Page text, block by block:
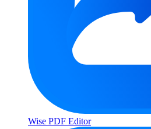
Wise PDF Editor